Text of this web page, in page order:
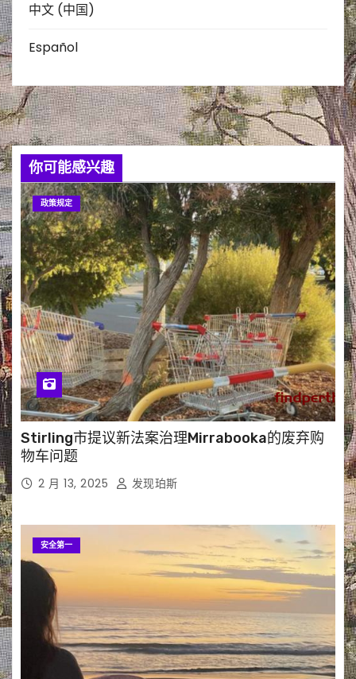
中文 (中国)
Español
你可能感兴趣
政策规定
Stirling市提议新法案治理Mirrabooka的废弃购
物车问题
2 月 13, 2025 发现珀斯
安全第一